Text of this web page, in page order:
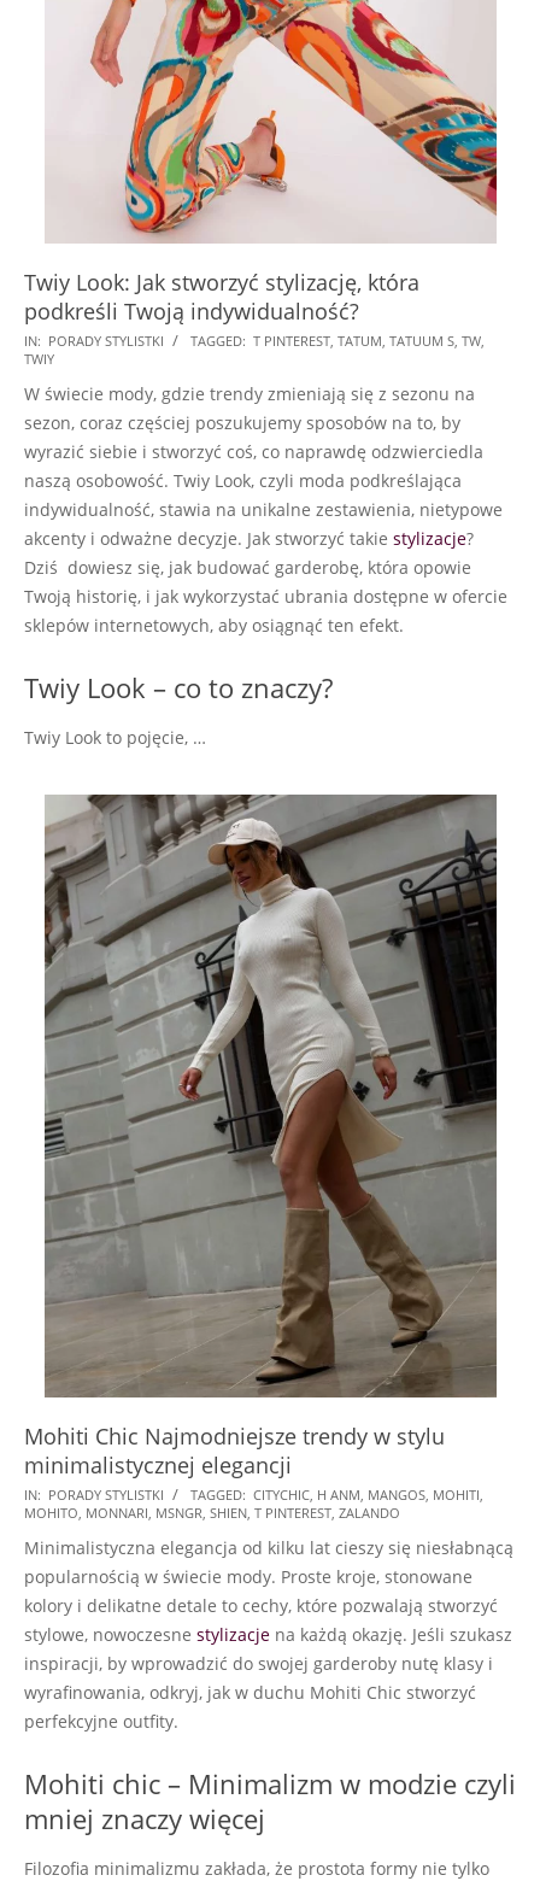
Twiy Look: Jak stworzyć stylizację, która
podkreśli Twoją indywidualność?
2024-
12-
27
IN: PORADY STYLISTKI TAGGED: T PINTEREST TATUM TATUUM S TW
TWIY
W świecie mody, gdzie trendy zmieniają się z sezonu na
sezon, coraz częściej poszukujemy sposobów na to, by
wyrazić siebie i stworzyć coś, co naprawdę odzwierciedla
naszą osobowość. Twiy Look, czyli moda podkreślająca
indywidualność, stawia na unikalne zestawienia, nietypowe
akcenty i odważne decyzje. Jak stworzyć takie stylizacje?
Dziś dowiesz się, jak budować garderobę, która opowie
Twoją historię, i jak wykorzystać ubrania dostępne w ofercie
sklepów internetowych, aby osiągnąć ten efekt.
Twiy Look – co to znaczy?
Twiy Look to pojęcie, …
Mohiti Chic Najmodniejsze trendy w stylu
minimalistycznej elegancji
2024-
12-
18
IN: PORADY STYLISTKI TAGGED: CITYCHIC H ANM MANGOS MOHITI
MOHITO MONNARI MSNGR SHIEN T PINTEREST ZALANDO
Minimalistyczna elegancja od kilku lat cieszy się niesłabnącą
popularnością w świecie mody. Proste kroje, stonowane
kolory i delikatne detale to cechy, które pozwalają stworzyć
stylowe, nowoczesne stylizacje na każdą okazję. Jeśli szukasz
inspiracji, by wprowadzić do swojej garderoby nutę klasy i
wyrafinowania, odkryj, jak w duchu Mohiti Chic stworzyć
perfekcyjne outfity.
Mohiti chic – Minimalizm w modzie czyli
mniej znaczy więcej
Filozofia minimalizmu zakłada, że prostota formy nie tylko